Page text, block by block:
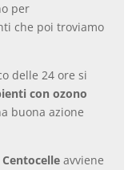
per
che poi troviamo
delle 24 ore si
con ozono
buona azione
avviene